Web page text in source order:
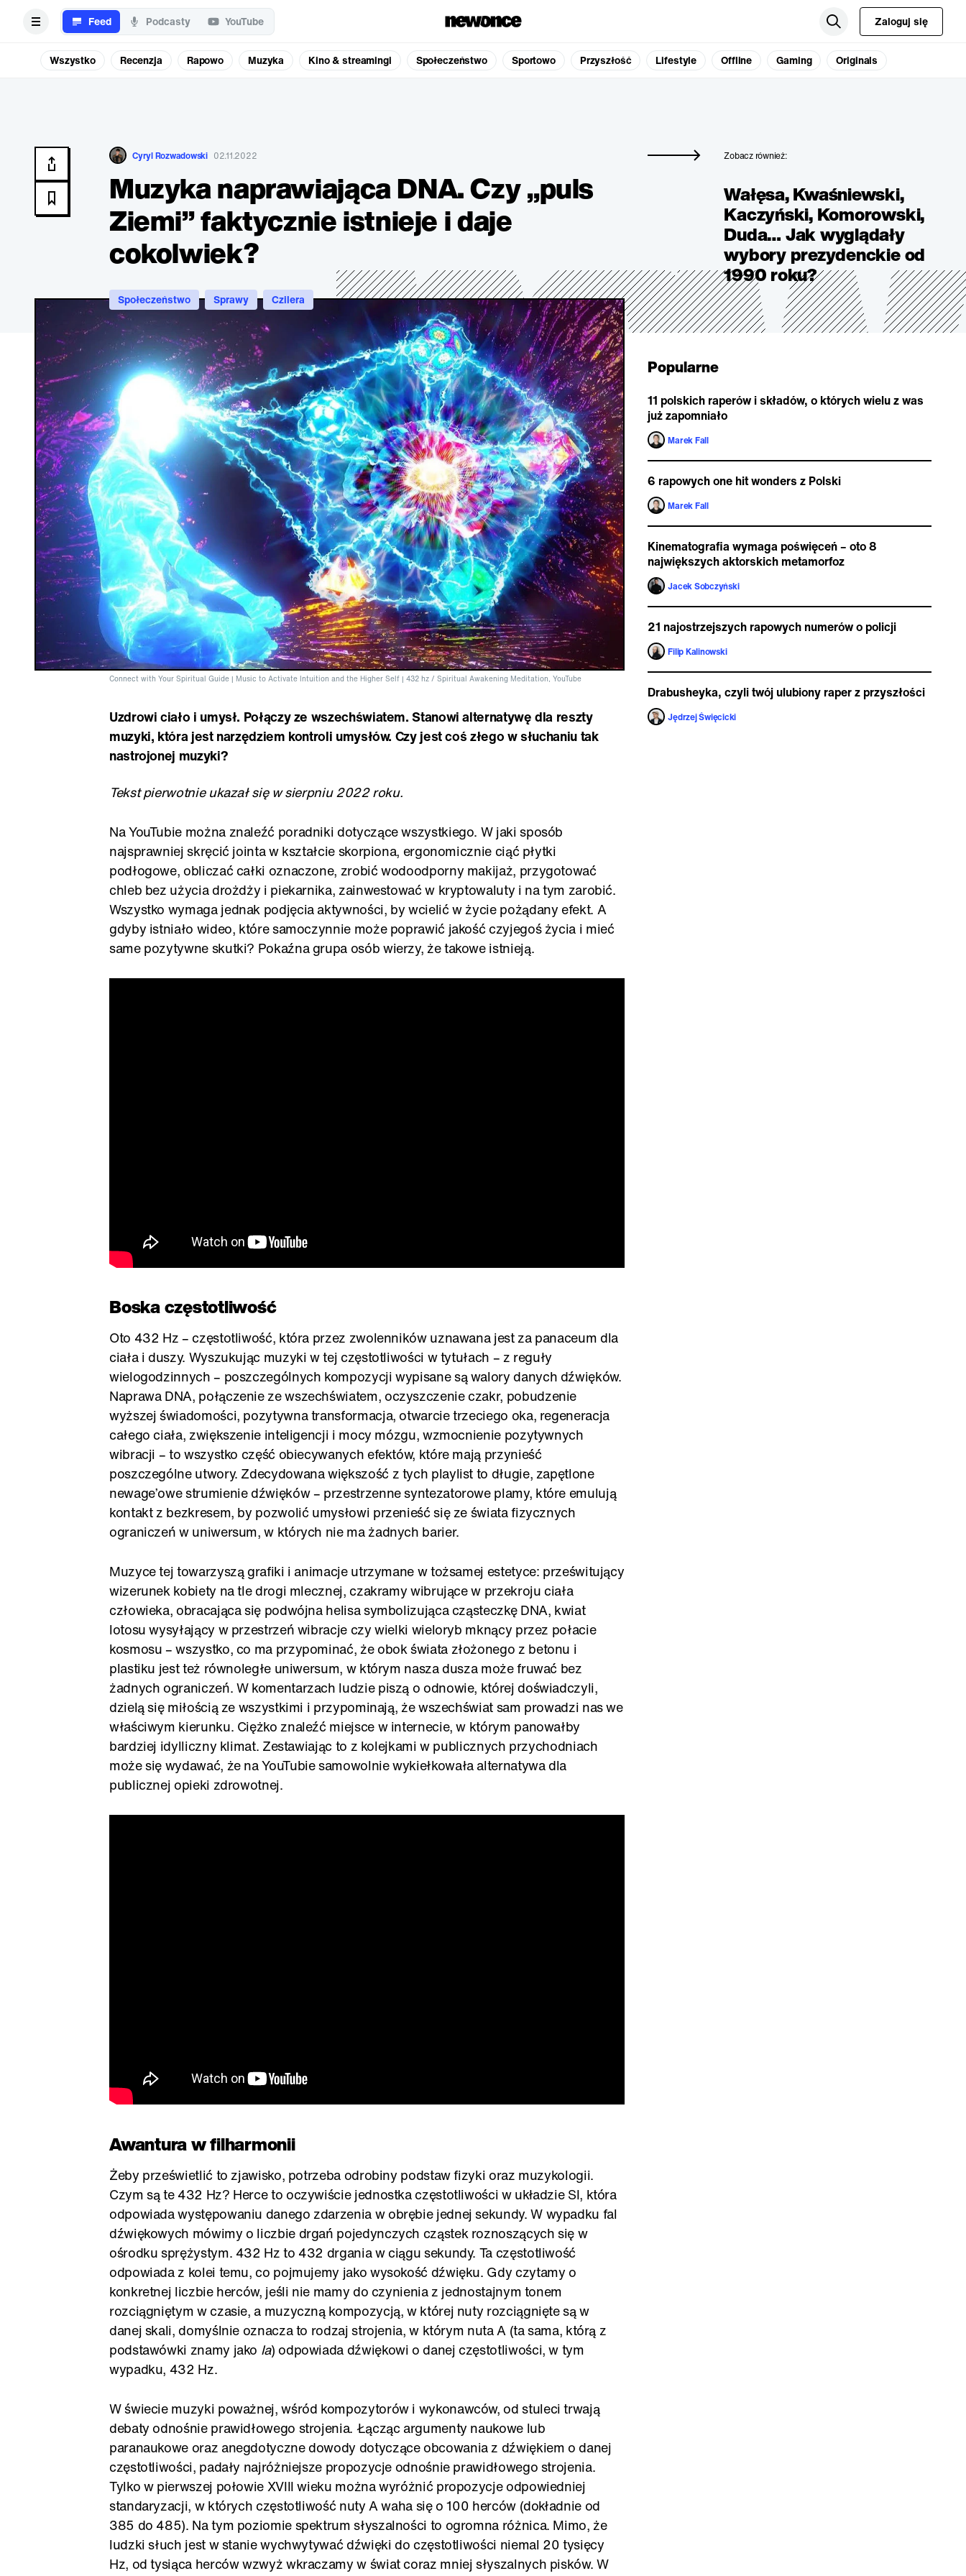
Feed Podcasty YouTube Zaloguj się
Wszystko Recenzja Rapowo Muzyka Kino & streamingi Społeczeństwo Sportowo Przyszłość Lifestyle Offline Gaming Originals
Cyryl Rozwadowski 02.11.2022
Muzyka naprawiająca DNA. Czy „puls
Ziemi” faktycznie istnieje i daje
cokolwiek?
Zobacz również:
Wałęsa, Kwaśniewski,
Kaczyński, Komorowski,
Duda… Jak wyglądały
wybory prezydenckie od
1990 roku?
Społeczeństwo Sprawy Czilera
Connect with Your Spiritual Guide | Music to Activate Intuition and the Higher Self | 432 hz / Spiritual Awakening Meditation, YouTube
Uzdrowi ciało i umysł. Połączy ze wszechświatem. Stanowi alternatywę dla reszty
muzyki, która jest narzędziem kontroli umysłów. Czy jest coś złego w słuchaniu tak
nastrojonej muzyki?
Tekst pierwotnie ukazał się w sierpniu 2022 roku.
Na YouTubie można znaleźć poradniki dotyczące wszystkiego. W jaki sposób
najsprawniej skręcić jointa w kształcie skorpiona, ergonomicznie ciąć płytki
podłogowe, obliczać całki oznaczone, zrobić wodoodporny makijaż, przygotować
chleb bez użycia drożdży i piekarnika, zainwestować w kryptowaluty i na tym zarobić.
Wszystko wymaga jednak podjęcia aktywności, by wcielić w życie pożądany efekt. A
gdyby istniało wideo, które samoczynnie może poprawić jakość czyjegoś życia i mieć
same pozytywne skutki? Pokaźna grupa osób wierzy, że takowe istnieją.
Boska częstotliwość
Oto 432 Hz – częstotliwość, która przez zwolenników uznawana jest za panaceum dla
ciała i duszy. Wyszukując muzyki w tej częstotliwości w tytułach – z reguły
wielogodzinnych – poszczególnych kompozycji wypisane są walory danych dźwięków.
Naprawa DNA, połączenie ze wszechświatem, oczyszczenie czakr, pobudzenie
wyższej świadomości, pozytywna transformacja, otwarcie trzeciego oka, regeneracja
całego ciała, zwiększenie inteligencji i mocy mózgu, wzmocnienie pozytywnych
wibracji – to wszystko część obiecywanych efektów, które mają przynieść
poszczególne utwory. Zdecydowana większość z tych playlist to długie, zapętlone
newage’owe strumienie dźwięków – przestrzenne syntezatorowe plamy, które emulują
kontakt z bezkresem, by pozwolić umysłowi przenieść się ze świata fizycznych
ograniczeń w uniwersum, w których nie ma żadnych barier.
Muzyce tej towarzyszą grafiki i animacje utrzymane w tożsamej estetyce: prześwitujący
wizerunek kobiety na tle drogi mlecznej, czakramy wibrujące w przekroju ciała
człowieka, obracająca się podwójna helisa symbolizująca cząsteczkę DNA, kwiat
lotosu wysyłający w przestrzeń wibracje czy wielki wieloryb mknący przez połacie
kosmosu – wszystko, co ma przypominać, że obok świata złożonego z betonu i
plastiku jest też równoległe uniwersum, w którym nasza dusza może fruwać bez
żadnych ograniczeń. W komentarzach ludzie piszą o odnowie, której doświadczyli,
dzielą się miłością ze wszystkimi i przypominają, że wszechświat sam prowadzi nas we
właściwym kierunku. Ciężko znaleźć miejsce w internecie, w którym panowałby
bardziej idylliczny klimat. Zestawiając to z kolejkami w publicznych przychodniach
może się wydawać, że na YouTubie samowolnie wykiełkowała alternatywa dla
publicznej opieki zdrowotnej.
Awantura w filharmonii
Żeby prześwietlić to zjawisko, potrzeba odrobiny podstaw fizyki oraz muzykologii.
Czym są te 432 Hz? Herce to oczywiście jednostka częstotliwości w układzie SI, która
odpowiada występowaniu danego zdarzenia w obrębie jednej sekundy. W wypadku fal
dźwiękowych mówimy o liczbie drgań pojedynczych cząstek roznoszących się w
ośrodku sprężystym. 432 Hz to 432 drgania w ciągu sekundy. Ta częstotliwość
odpowiada z kolei temu, co pojmujemy jako wysokość dźwięku. Gdy czytamy o
konkretnej liczbie herców, jeśli nie mamy do czynienia z jednostajnym tonem
rozciągniętym w czasie, a muzyczną kompozycją, w której nuty rozciągnięte są w
danej skali, domyślnie oznacza to rodzaj strojenia, w którym nuta A (ta sama, którą z
podstawówki znamy jako la) odpowiada dźwiękowi o danej częstotliwości, w tym
wypadku, 432 Hz.
W świecie muzyki poważnej, wśród kompozytorów i wykonawców, od stuleci trwają
debaty odnośnie prawidłowego strojenia. Łącząc argumenty naukowe lub
paranaukowe oraz anegdotyczne dowody dotyczące obcowania z dźwiękiem o danej
częstotliwości, padały najróżniejsze propozycje odnośnie prawidłowego strojenia.
Tylko w pierwszej połowie XVIII wieku można wyróżnić propozycje odpowiedniej
standaryzacji, w których częstotliwość nuty A waha się o 100 herców (dokładnie od
385 do 485). Na tym poziomie spektrum słyszalności to ogromna różnica. Mimo, że
ludzki słuch jest w stanie wychwytywać dźwięki do częstotliwości niemal 20 tysięcy
Hz, od tysiąca herców wzwyż wkraczamy w świat coraz mniej słyszalnych pisków. W
Popularne
11 polskich raperów i składów, o których wielu z was
już zapomniało
Marek Fall
6 rapowych one hit wonders z Polski
Marek Fall
Kinematografia wymaga poświęceń – oto 8
największych aktorskich metamorfoz
Jacek Sobczyński
21 najostrzejszych rapowych numerów o policji
Filip Kalinowski
Drabusheyka, czyli twój ulubiony raper z przyszłości
Jędrzej Święcicki